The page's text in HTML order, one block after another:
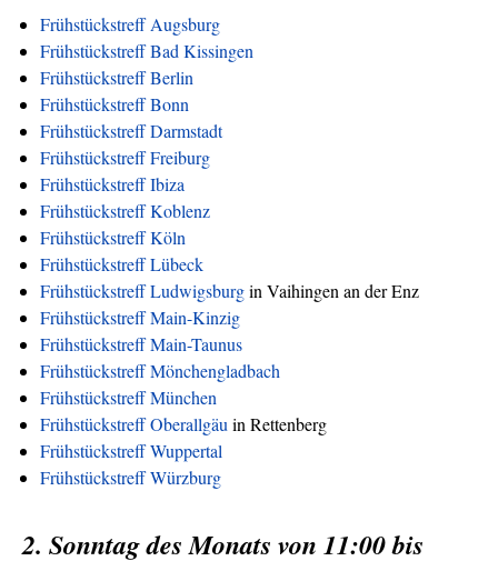
Frühstückstreff Augsburg
Frühstückstreff Bad Kissingen
Frühstückstreff Berlin
Frühstückstreff Bonn
Frühstückstreff Darmstadt
Frühstückstreff Freiburg
Frühstückstreff Ibiza
Frühstückstreff Koblenz
Frühstückstreff Köln
Frühstückstreff Lübeck
Frühstückstreff Ludwigsburgin Vaihingen an der Enz
Frühstückstreff Main-Kinzig
Frühstückstreff Main-Taunus
Frühstückstreff Mönchengladbach
Frühstückstreff München
Frühstückstreff Oberallgäu in Rettenberg
Frühstückstreff Wuppertal
Frühstückstreff Würzburg
2. Sonntag des Monats von 11:00 bis